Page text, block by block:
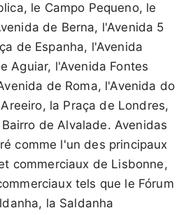
le Campo Pequeno, le
de Berna, l'Avenida 5
de Espanha, l'Avenida
Aguiar, l'Avenida Fontes
de Roma, l'Avenida do
la Praça de Londres,
de Alvalade. Avenidas
comme l'un des principaux
commerciaux de Lisbonne,
tels que le Fórum
la Saldanha